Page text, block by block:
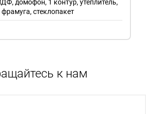
домофон, 1 контур, утеплитель,
стеклопакет
к нам